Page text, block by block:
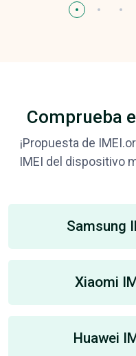
Comprueba
¡Propuesta de
IMEI del dispositivo
Samsung
Xiaomi
Huawei